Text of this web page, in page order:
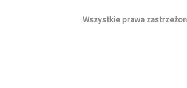
Wszystkie prawa